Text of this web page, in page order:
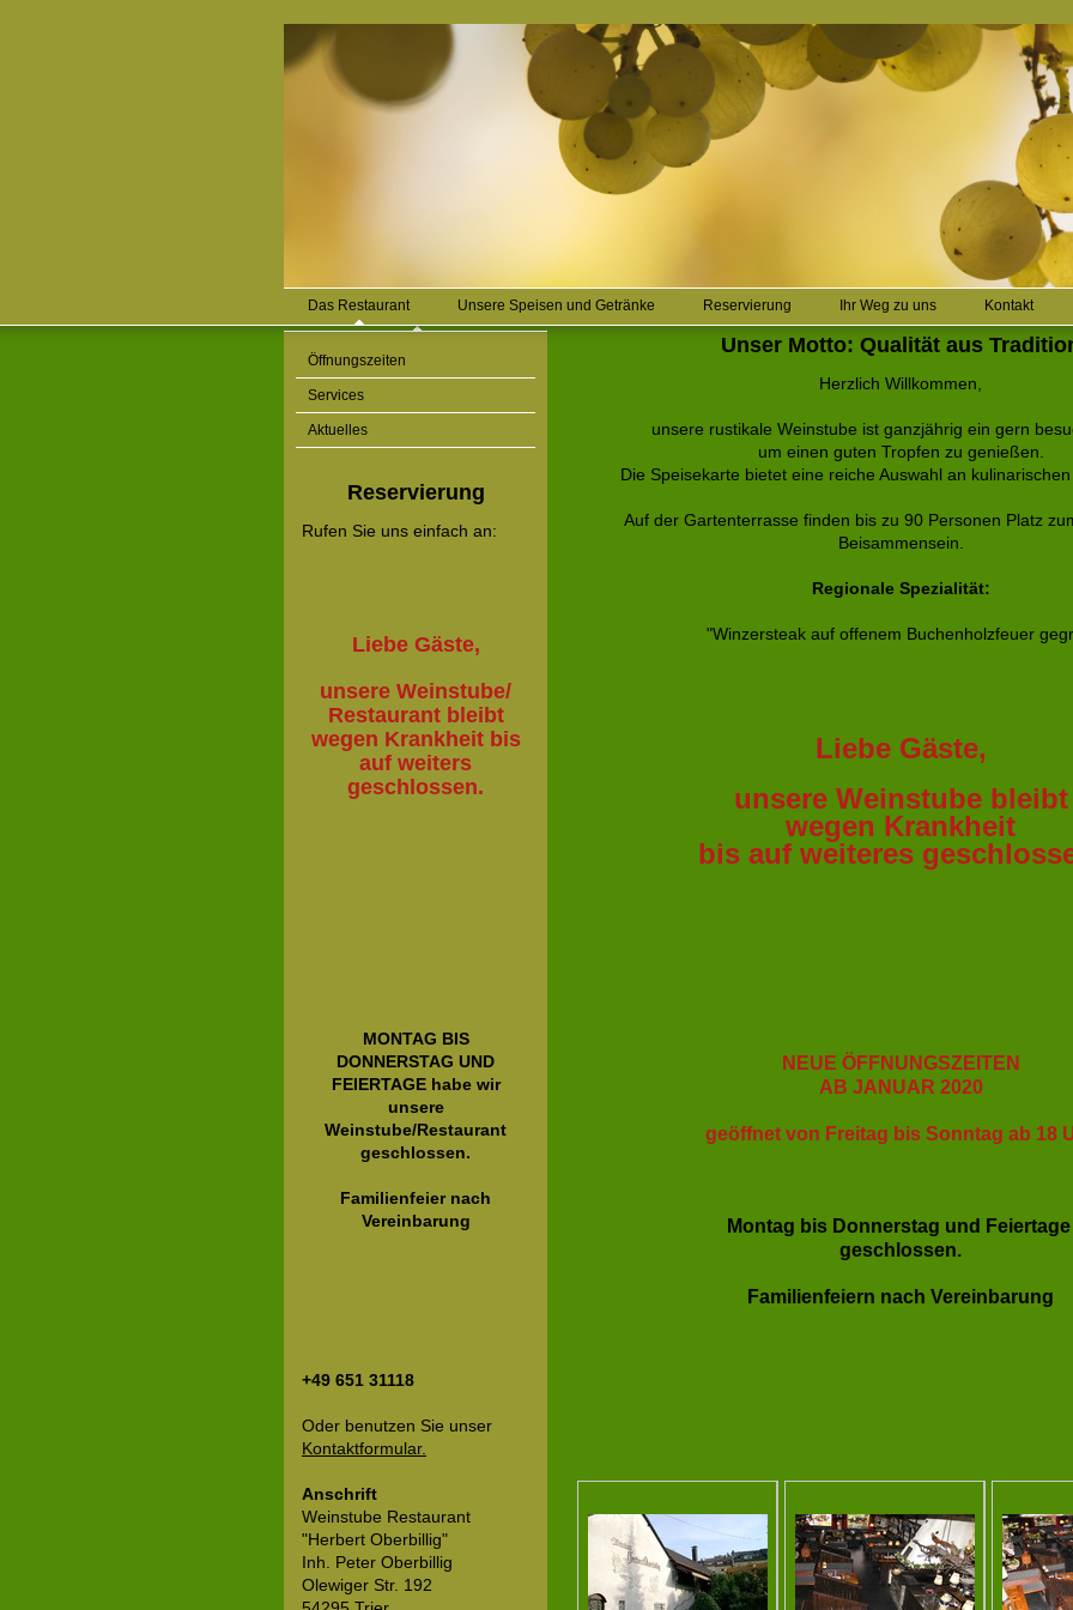
Das Restaurant Unsere Speisen und Getränke Reservierung Ihr Weg zu uns Kontakt
Öffnungszeiten
Services
Aktuelles
Reservierung
Rufen Sie uns einfach an:
Liebe Gäste,
unsere Weinstube/
Restaurant bleibt
wegen Krankheit bis
auf weiters
geschlossen.
MONTAG BIS
DONNERSTAG UND
FEIERTAGE habe wir
unsere
Weinstube/Restaurant
geschlossen.
Familienfeier nach
Vereinbarung
+49 651 31118
Oder benutzen Sie unser
Kontaktformular.
Anschrift
Weinstube Restaurant
"Herbert Oberbillig"
Inh. Peter Oberbillig
Olewiger Str. 192
Unser Motto: Qualität aus
Herzlich Willkommen,
unsere rustikale Weinstube ist ganzjährig ein gern
um einen guten Tropfen zu genießen.
Die Speisekarte bietet eine reiche Auswahl an kulinarischen
Auf der Gartenterrasse finden bis zu 90 Personen Platz
Beisammensein.
Regionale Spezialität:
"Winzersteak auf offenem Buchenholzfeuer
Liebe Gäste,
unsere Weinstube bleibt
wegen Krankheit
bis auf weiteres
NEUE ÖFFNUNGSZEITEN
AB JANUAR 2020
geöffnet von Freitag bis Sonntag ab 18
Montag bis Donnerstag und Feiertage
geschlossen.
Familienfeiern nach Vereinbarung